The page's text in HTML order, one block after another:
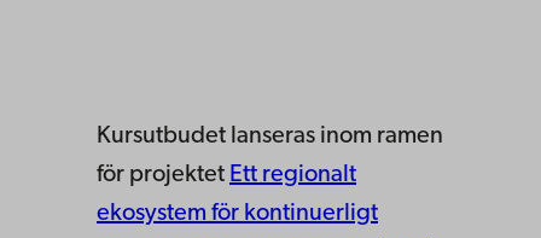
Kursutbudet lanseras inom ramen
för projektet Ett regionalt
ekosystem för kontinuerligt